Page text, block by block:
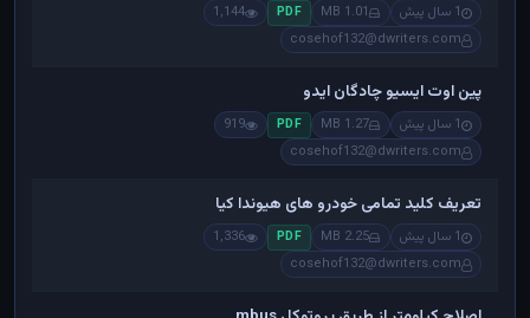
1 سال پیش 1.01 MB
PDF
1,144
cosehof132@dwriters.com
پین اوت ایسیو چادگان ایدو
1 سال پیش 1.27 MB
PDF
919
cosehof132@dwriters.com
تعریف کلید تمامی خودرو های هیوندا کیا
1 سال پیش 2.25 MB
PDF
1,336
cosehof132@dwriters.com